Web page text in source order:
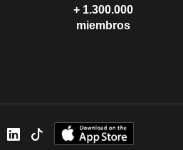
+ 1.300.000
miembros